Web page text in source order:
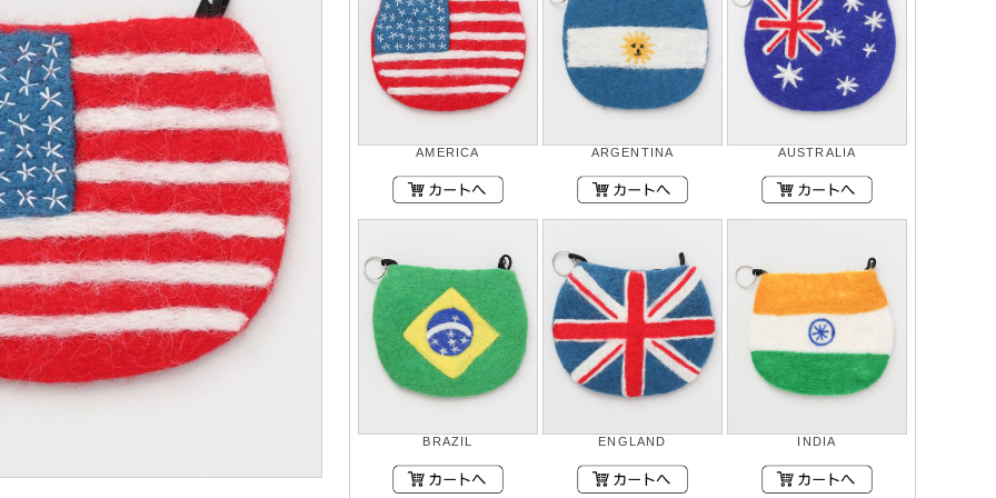
AMERICA ARGENTINA AUSTRALIA
BRAZIL ENGLAND INDIA